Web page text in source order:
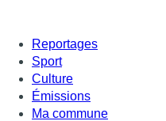
Reportages
Sport
Culture
Émissions
Ma commune